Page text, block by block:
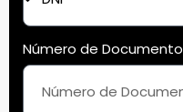
Número de Documento